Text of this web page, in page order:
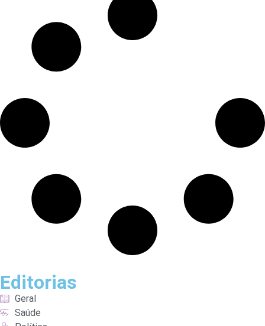
Editorias
Geral
Saúde